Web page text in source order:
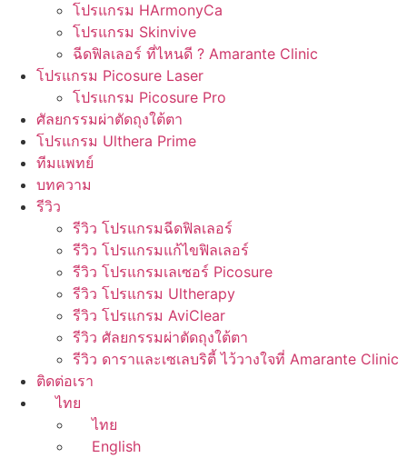
โปรแกรม HArmonyCa
โปรแกรม Skinvive
ฉีดฟิลเลอร์ ที่ไหนดี ? Amarante Clinic
โปรแกรม Picosure Laser
โปรแกรม Picosure Pro
ศัลยกรรมผ่าตัดถุงใต้ตา
โปรแกรม Ulthera Prime
ทีมแพทย์
บทความ
รีวิว
รีวิว โปรแกรมฉีดฟิลเลอร์
รีวิว โปรแกรมแก้ไขฟิลเลอร์
รีวิว โปรแกรมเลเซอร์ Picosure
รีวิว โปรแกรม Ultherapy
รีวิว โปรแกรม AviClear
รีวิว ศัลยกรรมผ่าตัดถุงใต้ตา
รีวิว ดาราและเซเลบริตี้ ไว้วางใจที่ Amarante Clinic
ติดต่อเรา
ไทย
ไทย
English